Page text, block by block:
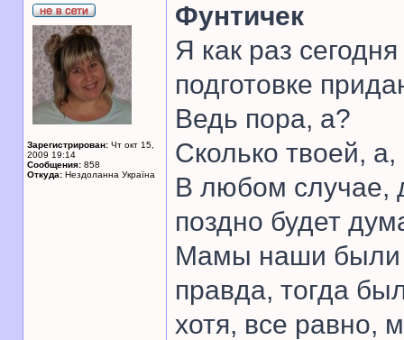
Зарегистрирован: Чт окт 15,
2009 19:14
Сообщения: 858
Откуда: Нездоланна Україна
Фунтичек
Я как раз
подготовке
Ведь пора, а?
Сколько твоей, а,
В любом случае,
поздно будет
Мамы наши были
правда, тогда
хотя, все равно,